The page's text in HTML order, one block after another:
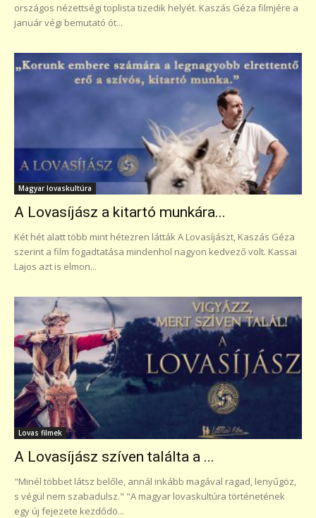
országos nézettségi toplista tizedik helyét. Kaszás Géza filmjére a
január végi bemutató ót...
Magyar lovaskultúra
A Lovasíjász a kitartó munkára...
Két hét alatt több mint hétezren látták A Lovasíjászt, Kaszás Géza
szerint a film fogadtatása mindenhol nagyon kedvező volt. Kassai
Lajos azt is elmon...
Lovas filmek
A Lovasíjász szíven találta a ...
"Minél többet látsz belőle, annál inkább magával ragad, lenyűgöz,
s végül nem szabadulsz." "A magyar lovaskultúra történetének
egy új fejezete kezdődö...